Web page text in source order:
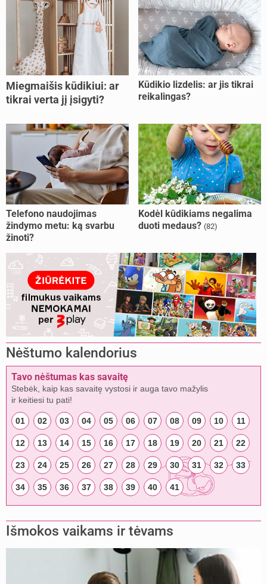
Miegmaišis kūdikiui: ar
tikrai verta jį įsigyti?
Kūdikio lizdelis: ar jis tikrai
reikalingas?
Telefono naudojimas
žindymo metu: ką svarbu
žinoti?
Kodėl kūdikiams negalima
duoti medaus? (82)
Nėštumo kalendorius
Tavo nėštumas kas savaitę
Stebėk, kaip kas savaitę vystosi ir auga tavo mažylis
ir keitiesi tu pati!
01 02 03 04 05 06 07 08 09 10 11
12 13 14 15 16 17 18 19 20 21 22
23 24 25 26 27 28 29 30 31 32 33
34 35 36 37 38 39 40 41
Išmokos vaikams ir tėvams